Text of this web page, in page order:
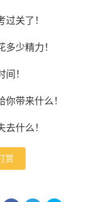
关了！
多少精力 ！
！
带来什么！
去什么 ！
赏